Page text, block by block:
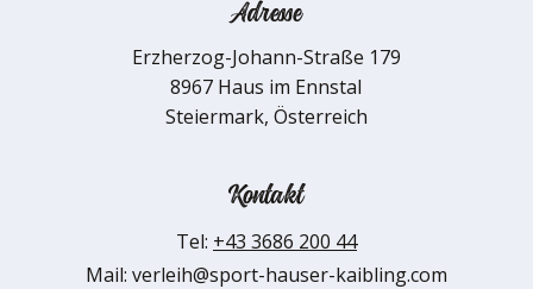
Adresse
Erzherzog-Johann-Straße 179
8967 Haus im Ennstal
Steiermark, Österreich
Kontakt
Tel: +43 3686 200 44
Mail: verleih@sport-hauser-kaibling.com